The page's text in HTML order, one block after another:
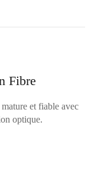
Fibre
et fiable avec
optique.